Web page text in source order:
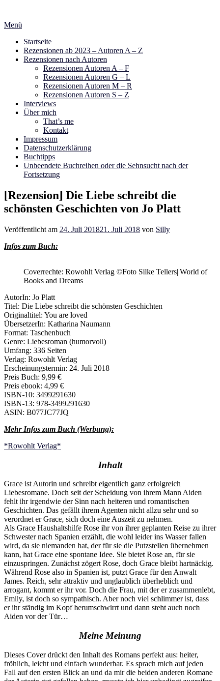
springen
Menü
Startseite
Rezensionen ab 2023 – Autoren A – Z
Rezensionen nach Autoren
Rezensionen Autoren A – F
Rezensionen Autoren G – L
Rezensionen Autoren M – R
Rezensionen Autoren S – Z
Interviews
Über mich
That’s me
Kontakt
Impressum
Datenschutzerklärung
Buchtipps
Unbeendete Buchreihen oder die Sehnsucht nach der
Fortsetzung
[Rezension] Die Liebe schreibt die
schönsten Geschichten von Jo Platt
Veröffentlicht am 24. Juli 201821. Juli 2018 von Silly
Infos zum Buch:
Coverrechte: Rowohlt Verlag ©Foto Silke Tellers||World of
Books and Dreams
AutorIn: Jo Platt
Titel: Die Liebe schreibt die schönsten Geschichten
Originaltitel: You are loved
ÜbersetzerIn: Katharina Naumann
Format: Taschenbuch
Genre: Liebesroman (humorvoll)
Umfang: 336 Seiten
Verlag: Rowohlt Verlag
Erscheinungstermin: 24. Juli 2018
Preis Buch: 9,99 €
Preis ebook: 4,99 €
ISBN-10: 3499291630
ISBN-13: 978-3499291630
ASIN: B077JC77JQ
Mehr Infos zum Buch (Werbung):
*Rowohlt Verlag*
Inhalt
Grace ist Autorin und schreibt eigentlich ganz erfolgreich
Liebesromane. Doch seit der Scheidung von ihrem Mann Aiden
fehlt ihr irgendwie der Sinn nach heiteren und romantischen
Geschichten. Das gefällt ihrem Agenten nicht allzu sehr und so
verordnet er Grace, sich doch eine Auszeit zu nehmen.
Als Grace Haushaltshilfe Rose ihr von ihrer geplanten Reise zu ihrer
Schwester nach Spanien erzählt, die wohl leider ins Wasser fallen
wird, da sie niemanden hat, der für sie die Putzstellen übernehmen
kann, hat Grace eine spontane Idee. Sie bietet Rose an, für sie
einzuspringen. Zunächst zögert Rose, doch Grace bleibt hartnäckig.
Während Rose also in Spanien ist, putzt Grace für den Anwalt
James. Reich, sehr attraktiv und unglaublich überheblich und
arrogant, kommt er ihr vor. Doch die Frau, mit der er zusammenlebt,
Emily, ist doch so sympathisch. Aber noch viel schlimmer ist, dass
er ihr ständig im Kopf herumschwirrt und dann steht auch noch
Aiden vor der Tür…
Meine Meinung
Dieses Cover drückt den Inhalt des Romans perfekt aus: heiter,
fröhlich, leicht und einfach wunderbar. Es sprach mich auf jeden
Fall auf den ersten Blick an und da mir die beiden anderen Romane